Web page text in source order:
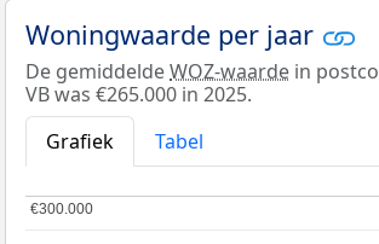
Woningwaarde per jaar
De gemiddeldeWOZ-waarde in
VB was €265.000 in 2025.
Grafiek
Tabel
€300.000
€300.000